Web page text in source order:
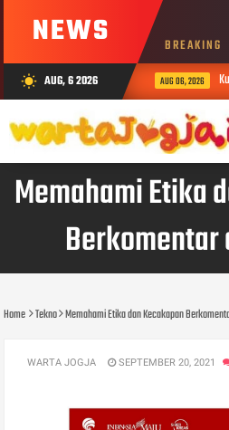
NEWS BREAKING
wb_sunny AUG, 6 2026 AUG 06, 2026
Memahami Etika
Berkomentar
Home Tekno Memahami Etika dan Kecakapan
WARTA JOGJA SEPTEMBER 20, 2021